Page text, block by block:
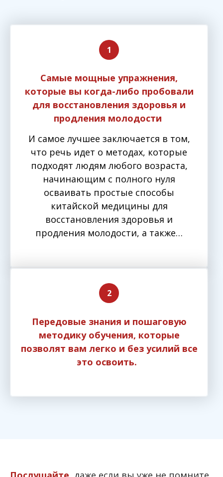
Самые мощные упражнения,
которые вы когда-либо пробовали
для восстановления здоровья и
продления молодости
И самое лучшее заключается в том,
что речь идет о методах, которые
подходят людям любого возраста,
начинающим с полного нуля
осваивать простые способы
китайской медицины для
восстановления здоровья и
продления молодости, а также…
Передовые знания и пошаговую
методику обучения, которые
позволят вам легко и без усилий все
это освоить.